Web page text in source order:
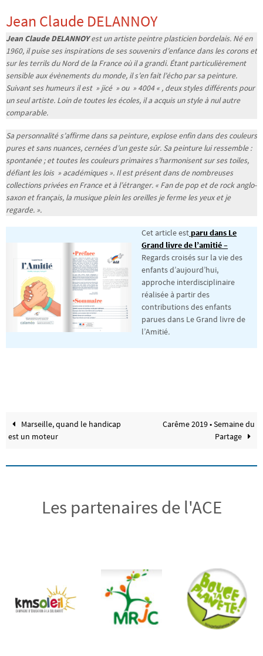
Jean Claude DELANNOY
Jean Claude DELANNOYest un artiste peintre plasticien bordelais. Né en
1960, il puise ses inspirations de ses souvenirs d’enfance dans les corons et
sur les terrils du Nord de la France où il a grandi. Étant particulièrement
sensible aux évènements du monde, il s’en fait l’écho par sa peinture.
Suivant ses humeurs il est » jicé » ou » 4004 « , deux styles différents pour
un seul artiste. Loin de toutes les écoles, il a acquis un style à nul autre
comparable.
Sa personnalité s’affirme dans sa peinture, explose enfin dans des couleurs
pures et sans nuances, cernées d’un geste sûr. Sa peinture lui ressemble :
spontanée ; et toutes les couleurs primaires s’harmonisent sur ses toiles,
défiant les lois » académiques ». Il est présent dans de nombreuses
collections privées en France et à l’étranger. « Fan de pop et de rock anglo-
saxon et français, la musique plein les oreilles je ferme les yeux et je
regarde. ».
Cet article estparu dans Le
Grand livre de l’amitié –
Regards croisés sur la vie des
enfants d’aujourd’hui,
approche interdisciplinaire
réalisée à partir des
contributions des enfants
parues dans Le Grand livre de
l’Amitié.
Marseille, quand le handicap
est un moteur
Carême 2019 • Semaine du
Partage
Les partenaires de l'ACE